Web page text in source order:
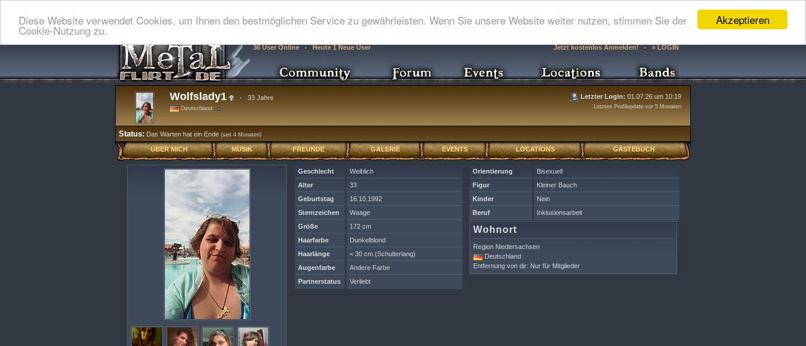
Akzeptieren
Diese Website verwendet Cookies, um Ihnen den bestmöglichen Service zu gewährleisten. Wenn Sie unsere Website weiter nutzen, stimmen Sie der
Cookie-Nutzung zu.
36 User Online Heute 1 Neue User Jetzt kostenlos Anmelden! » LOGIN
Wolfslady1 33 Jahre
Deutschland
Letzter Login: 01.07.26 um 10:19
Letztes Profilupdate vor 5 Monaten
Status: Das Warten hat ein Ende (seit 4 Monaten)
ÜBER MICH MUSIK FREUNDE GALERIE EVENTS LOCATIONS GÄSTEBUCH
Orientierung
Bisexuell
Figur
Kleiner Bauch
Kinder
Nein
Beruf
Inklusionsarbeit
Wohnort
Region Niedersachsen
Deutschland
Entfernung von dir: Nur für Mitglieder
Geschlecht
Weiblich
Alter
33
Geburtstag
16.10.1992
Sternzeichen
Waage
Größe
172 cm
Haarfarbe
Dunkelblond
Haarlänge
< 30 cm (Schulterlang)
Augenfarbe
Andere Farbe
Partnerstatus
Verliebt